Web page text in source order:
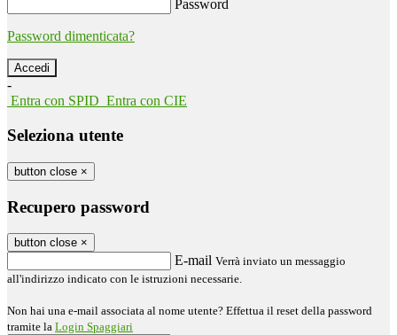
Password
Password dimenticata?
-
Entra con SPID Entra con CIE
Seleziona utente
button close ×
Recupero password
button close ×
E-mail Verrà inviato un messaggio
all'indirizzo indicato con le istruzioni necessarie.
Non hai una e-mail associata al nome utente? Effettua il reset della password
tramite la Login Spaggiari